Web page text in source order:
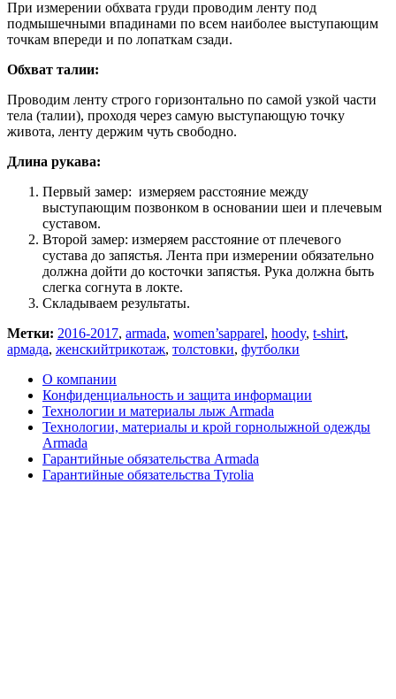
При измерении обхвата груди проводим ленту под
подмышечными впадинами по всем наиболее выступающим
точкам впереди и по лопаткам сзади.
Обхват талии:
Проводим ленту строго горизонтально по самой узкой части
тела (талии), проходя через самую выступающую точку
живота, ленту держим чуть свободно.
Длина рукава:
Первый замер: измеряем расстояние между
выступающим позвонком в основании шеи и плечевым
суставом.
Второй замер: измеряем расстояние от плечевого
сустава до запястья. Лента при измерении обязательно
должна дойти до косточки запястья. Рука должна быть
слегка согнута в локте.
Складываем результаты.
Метки: 2016-2017, armada, women’sapparel, hoody, t-shirt,
армада, женскийтрикотаж, толстовки, футболки
О компании
Конфиденциальность и защита информации
Технологии и материалы лыж Armada
Технологии, материалы и крой горнолыжной одежды
Armada
Гарантийные обязательства Armada
Гарантийные обязательства Tyrolia